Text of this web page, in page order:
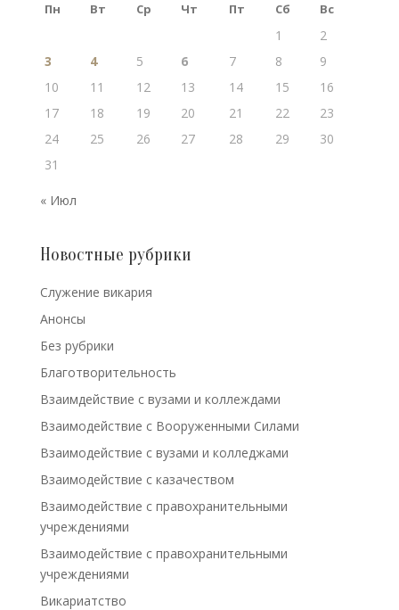
Пн Вт Ср Чт Пт Сб Вс
1
2
3
4 5 6 7 8
9
10
11 12 13 14 15
16
17
18 19 20 21 22
23
24
25 26 27 28 29
30
31
« Июл
Новостные рубрики
Cлужение викария
Анонсы
Без рубрики
Благотворительность
Взаимдействие с вузами и коллеждами
Взаимодействие с Вооруженными Силами
Взаимодействие с вузами и колледжами
Взаимодействие с казачеством
Взаимодействие с правохранительными
учреждениями
Взаимодействие с правохранительными
учреждениями
Викариатство